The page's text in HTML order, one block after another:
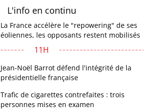
L'info en continu
La France accélère le "repowering" de ses
éoliennes, les opposants restent mobilisés
11H
Jean-Noël Barrot défend l'intégrité de la
présidentielle française
Trafic de cigarettes contrefaites : trois
personnes mises en examen